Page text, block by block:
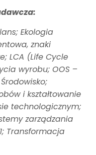
Ekologia
znaki
LCA (Life Cycle
wyrobu; OOS –
i kształtowanie
technologicznym;
zarządzania
Transformacja